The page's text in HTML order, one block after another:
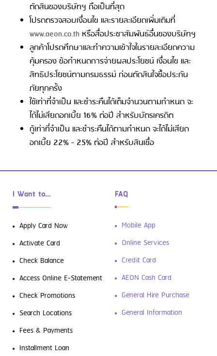
ตัดสินของบริษัทฯ ถือเป็นที่สุด
โปรดตรวจสอบเงื่อนไข และรายละเอียดเพิ่มเติมที่
www.aeon.co.th หรือสื่อประชาสัมพันธ์อื่นของบริษัทฯ
ลูกค้าโปรดศึกษาและทำความเข้าใจในรายละเอียดความ
คุ้มครอง ข้อกำหนดการจ่ายผลประโยชน์ เงื่อนไข และ
สิทธิประโยชน์ตามกรมธรรม์ ก่อนตัดสินใจซื้อประกัน
ภัยทุกครั้ง
ใช้เท่าที่จำเป็น และชำระคืนได้เต็มจำนวนตามกำหนด จะ
ได้ไม่เสียดอกเบี้ย 16% ต่อปี สำหรับบัตรเครดิต
กู้เท่าที่จำเป็น และชำระคืนได้ตามกำหนด จะได้ไม่เสียด
อกเบี้ย 22% - 25% ต่อปี สำหรับสินเชื่อ
I Want to...
Apply Card Now
Activate Card
Check Balance
Access Online E-Statement
Check Promotions
Search Locations
Fees & Payments
Installment Loan
FAQ
Mobile App
Online Services
Credit Card
AEON Cash Card
General Hire Purchase
General Information